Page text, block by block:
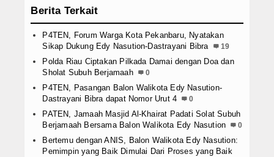
Berita Terkait
P4TEN, Forum Warga Kota Pekanbaru, Nyatakan
Sikap Dukung Edy Nasution-Dastrayani Bibra
19
Polda Riau Ciptakan Pilkada Damai dengan Doa dan
Sholat Subuh Berjamaah
0
P4TEN, Pasangan Balon Walikota Edy Nasution-
Dastrayani Bibra dapat Nomor Urut 4
0
PATEN, Jamaah Masjid Al-Khairat Padati Solat Subuh
Berjamaah Bersama Balon Walikota Edy Nasution
0
Bertemu dengan ANIS, Balon Walikota Edy Nasution:
Pemimpin yang Baik Dimulai Dari Proses yang Baik